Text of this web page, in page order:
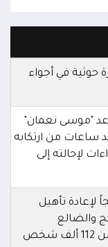
حوثية في أجواء
"موسى نعمان"
ساعات من ارتكابه
لإحالته إلى
لإعادة تأهيل
والضالع